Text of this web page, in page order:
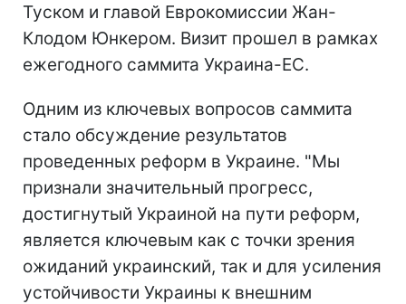
Туском и главой Еврокомиссии Жан-
Клодом Юнкером. Визит прошел в рамках
ежегодного саммита Украина-ЕС.
Одним из ключевых вопросов саммита
стало обсуждение результатов
проведенных реформ в Украине. "Мы
признали значительный прогресс,
достигнутый Украиной на пути реформ,
является ключевым как с точки зрения
ожиданий украинский, так и для усиления
устойчивости Украины к внешним